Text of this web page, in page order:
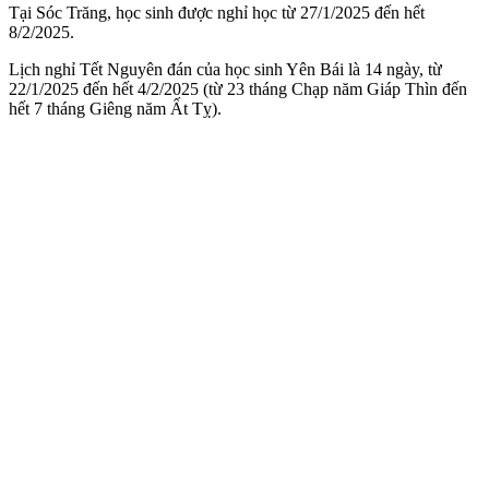
Tại Sóc Trăng, học sinh được nghỉ học từ 27/1/2025 đến hết
8/2/2025.
Lịch nghỉ Tết Nguyên đán của học sinh Yên Bái là 14 ngày, từ
22/1/2025 đến hết 4/2/2025 (từ 23 tháng Chạp năm Giáp Thìn đến
hết 7 tháng Giêng năm Ất Tỵ).